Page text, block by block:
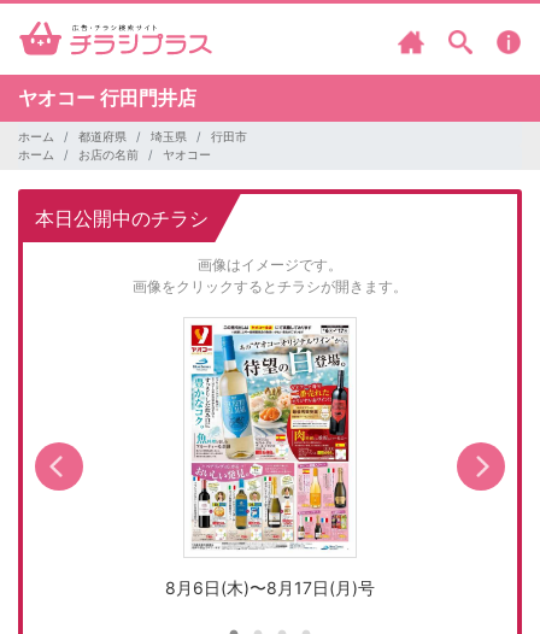
ヤオコー 行田門井店
ホーム 都道府県 埼玉県
行田市
ホーム
お店の名前 ヤオコー
本日公開中のチラシ
画像はイメージです。
画像をクリックするとチラシが開きます。
8月6日(木)〜8月17日(月)号